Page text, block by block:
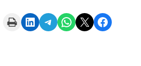
Share on Facebook
Share on X
Share on WhatsApp
Share on Telegram
Share on LinkedIn
Print this Page